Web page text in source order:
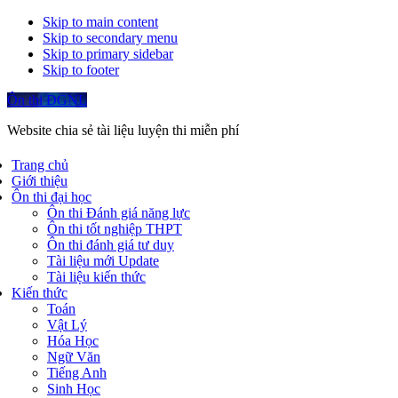
Skip to main content
Skip to secondary menu
Skip to primary sidebar
Skip to footer
Ôn thi ĐGNL
Website chia sẻ tài liệu luyện thi miễn phí
Trang chủ
Giới thiệu
Ôn thi đại học
Ôn thi Đánh giá năng lực
Ôn thi tốt nghiệp THPT
Ôn thi đánh giá tư duy
Tài liệu mới Update
Tài liệu kiến thức
Kiến thức
Toán
Vật Lý
Hóa Học
Ngữ Văn
Tiếng Anh
Sinh Học